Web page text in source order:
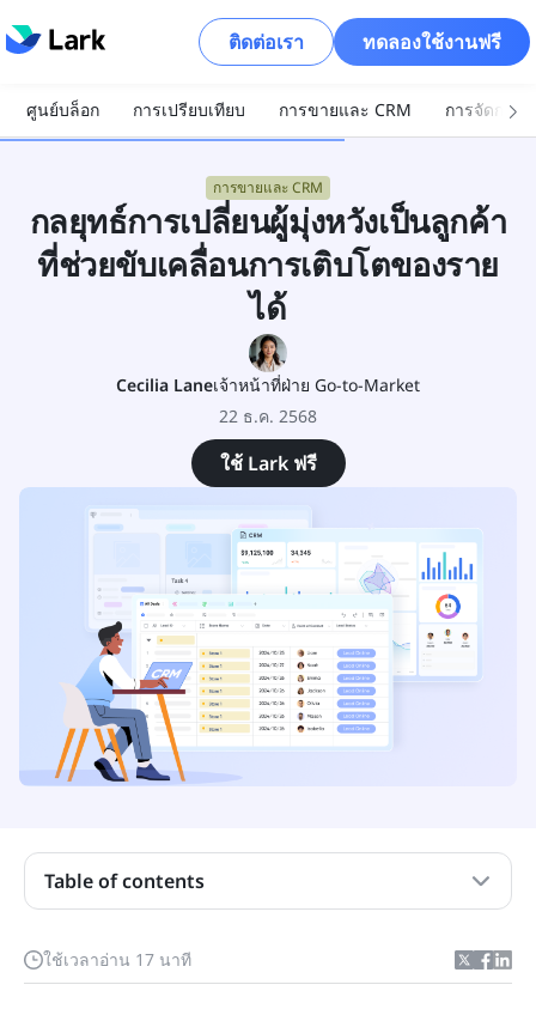
ติดต่อเรา ทดลองใช้งานฟรี
ศูนย์บล็อก การเปรียบเทียบ การขายและ CRM การจัดการ
การขายและ CRM
กลยุทธ์การเปลี่ยนผู้มุ่งหวังเป็นลูกค้า
ที่ช่วยขับเคลื่อนการเติบโตของราย
ได้
Cecilia Laneเจ้าหน้าที่ฝ่าย Go-to-Market
22 ธ.ค. 2568
ใช้ Lark ฟรี
ใช้เวลาอ่าน 17 นาที
Table of contents
ประเด็นสำคัญ: 4 กลยุทธ์เพื่อเพิ่มการเปลี่ยนผู้สนใจเป็น
ลูกค้า
จิตวิทยาที่อยู่เบื้องหลังการดูแลลีดที่มีอัตราการ
เปลี่ยนแปลงสูง
ตัวชี้วัดการแปลงลูกค้าที่จำเป็นซึ่งคุณต้องติดตาม